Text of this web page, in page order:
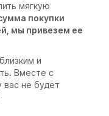
мягкую
покупки
мы привезем ее
и
Вместе с
вас не будет